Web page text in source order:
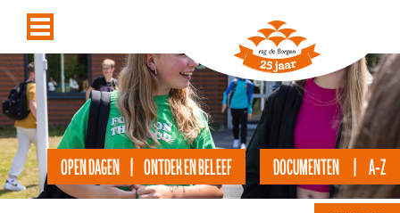
DOCUMENTEN | A-Z
OPEN DAGEN | ONTDEK EN BELEEF